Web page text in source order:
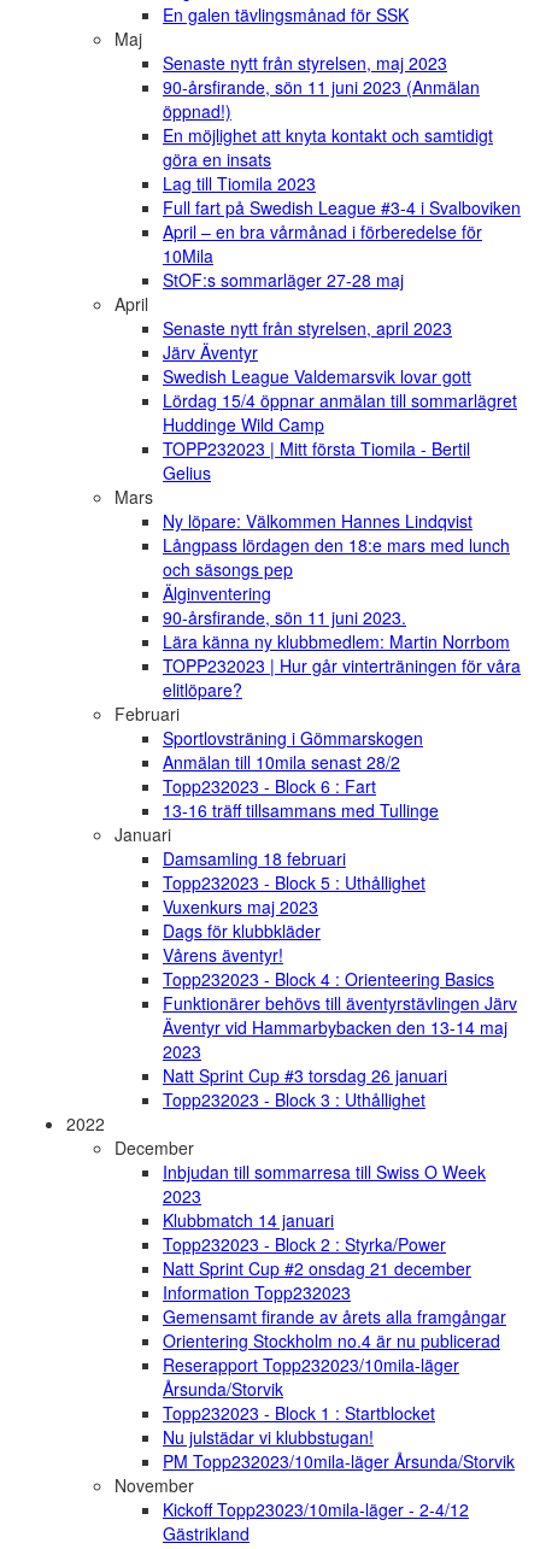
En galen tävlingsmånad för SSK
Maj
Senaste nytt från styrelsen, maj 2023
90-årsfirande, sön 11 juni 2023 (Anmälan
öppnad!)
En möjlighet att knyta kontakt och samtidigt
göra en insats
Lag till Tiomila 2023
Full fart på Swedish League #3-4 i Svalboviken
April – en bra vårmånad i förberedelse för
10Mila
StOF:s sommarläger 27-28 maj
April
Senaste nytt från styrelsen, april 2023
Järv Äventyr
Swedish League Valdemarsvik lovar gott
Lördag 15/4 öppnar anmälan till sommarlägret
Huddinge Wild Camp
TOPP232023 | Mitt första Tiomila - Bertil
Gelius
Mars
Ny löpare: Välkommen Hannes Lindqvist
Långpass lördagen den 18:e mars med lunch
och säsongs pep
Älginventering
90-årsfirande, sön 11 juni 2023.
Lära känna ny klubbmedlem: Martin Norrbom
TOPP232023 | Hur går vinterträningen för våra
elitlöpare?
Februari
Sportlovsträning i Gömmarskogen
Anmälan till 10mila senast 28/2
Topp232023 - Block 6 : Fart
13-16 träff tillsammans med Tullinge
Januari
Damsamling 18 februari
Topp232023 - Block 5 : Uthållighet
Vuxenkurs maj 2023
Dags för klubbkläder
Vårens äventyr!
Topp232023 - Block 4 : Orienteering Basics
Funktionärer behövs till äventyrstävlingen Järv
Äventyr vid Hammarbybacken den 13-14 maj
2023
Natt Sprint Cup #3 torsdag 26 januari
Topp232023 - Block 3 : Uthållighet
2022
December
Inbjudan till sommarresa till Swiss O Week
2023
Klubbmatch 14 januari
Topp232023 - Block 2 : Styrka/Power
Natt Sprint Cup #2 onsdag 21 december
Information Topp232023
Gemensamt firande av årets alla framgångar
Orientering Stockholm no.4 är nu publicerad
Reserapport Topp232023/10mila-läger
Årsunda/Storvik
Topp232023 - Block 1 : Startblocket
Nu julstädar vi klubbstugan!
PM Topp232023/10mila-läger Årsunda/Storvik
November
Kickoff Topp23023/10mila-läger - 2-4/12
Gästrikland